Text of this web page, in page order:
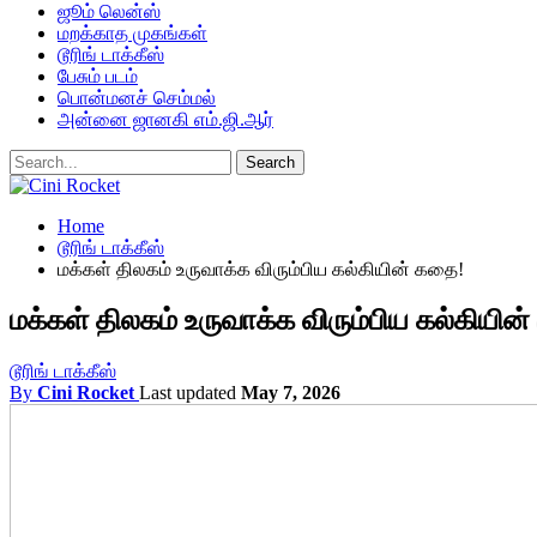
ஜூம் லென்ஸ்
மறக்காத முகங்கள்
டூரிங் டாக்கீஸ்
பேசும் படம்
பொன்மனச் செம்மல்
அன்னை ஜானகி எம்.ஜி.ஆர்
Home
டூரிங் டாக்கீஸ்
மக்கள் திலகம் உருவாக்க விரும்பிய கல்கியின் கதை!
மக்கள் திலகம் உருவாக்க விரும்பிய
டூரிங் டாக்கீஸ்
By Cini Rocket Last updated May 7, 2026